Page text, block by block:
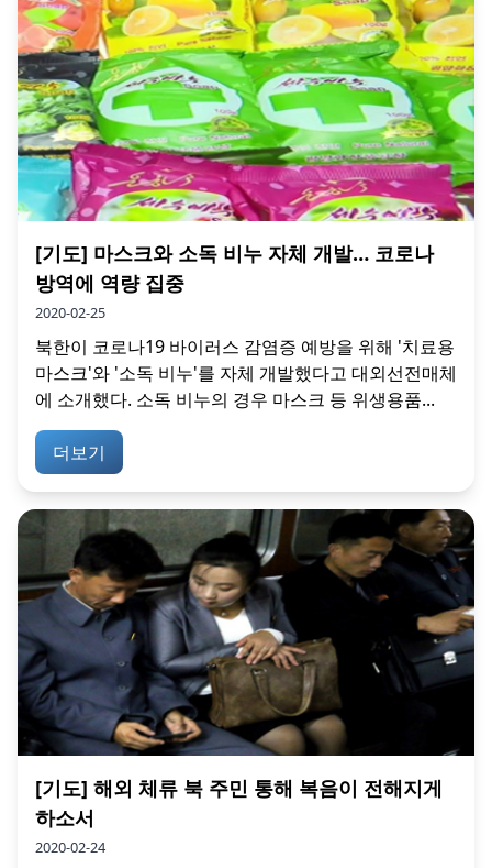
[기도] 마스크와 소독 비누 자체 개발… 코로나
방역에 역량 집중
2020-02-25
북한이 코로나19 바이러스 감염증 예방을 위해 '치료용
마스크'와 '소독 비누'를 자체 개발했다고 대외선전매체
에 소개했다. 소독 비누의 경우 마스크 등 위생용품...
더보기
[기도] 해외 체류 북 주민 통해 복음이 전해지게
하소서
2020-02-24